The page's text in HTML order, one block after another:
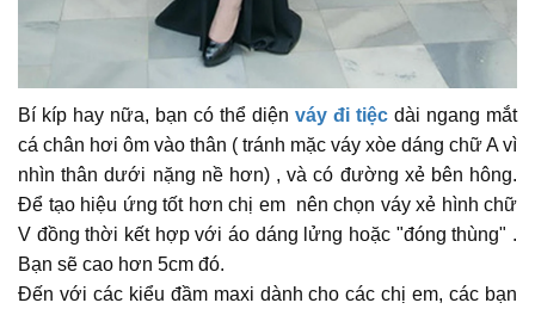
Bí kíp hay nữa, bạn có thể diện váy đi tiệc dài ngang mắt
cá chân hơi ôm vào thân ( tránh mặc váy xòe dáng chữ A vì
nhìn thân dưới nặng nề hơn) , và có đường xẻ bên hông.
Để tạo hiệu ứng tốt hơn chị em nên chọn váy xẻ hình chữ
V đồng thời kết hợp với áo dáng lửng hoặc "đóng thùng" .
Bạn sẽ cao hơn 5cm đó.
Đến với các kiểu đầm maxi dành cho các chị em, các bạn